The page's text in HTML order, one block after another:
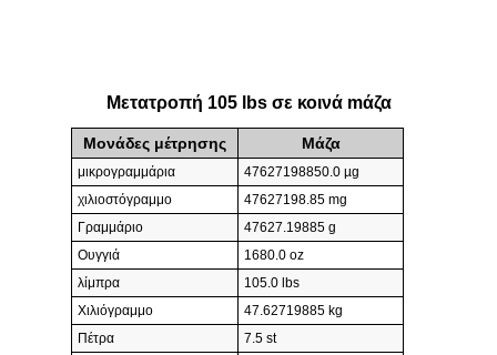
Μετατροπή 105 lbs σε κοινά mάζα
Μονάδες μέτρησης Mάζα
μικρογραμμάρια
47627198850.0 µg
χιλιοστόγραμμο
47627198.85 mg
Γραμμάριο
47627.19885 g
Ουγγιά
1680.0 oz
λίμπρα
105.0 lbs
Χιλιόγραμμο
47.62719885 kg
Πέτρα
7.5 st